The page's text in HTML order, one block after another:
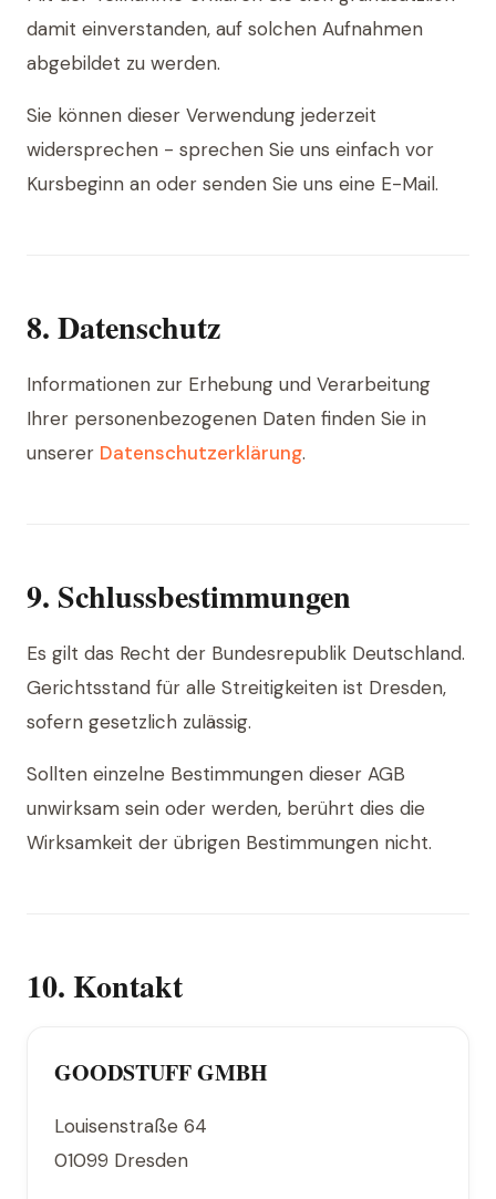
damit einverstanden, auf solchen Aufnahmen
abgebildet zu werden.
Sie können dieser Verwendung jederzeit
widersprechen - sprechen Sie uns einfach vor
Kursbeginn an oder senden Sie uns eine E-Mail.
8. Datenschutz
Informationen zur Erhebung und Verarbeitung
Ihrer personenbezogenen Daten finden Sie in
unserer Datenschutzerklärung.
9. Schlussbestimmungen
Es gilt das Recht der Bundesrepublik Deutschland.
Gerichtsstand für alle Streitigkeiten ist Dresden,
sofern gesetzlich zulässig.
Sollten einzelne Bestimmungen dieser AGB
unwirksam sein oder werden, berührt dies die
Wirksamkeit der übrigen Bestimmungen nicht.
10. Kontakt
GOODSTUFF GMBH
Louisenstraße 64
01099 Dresden